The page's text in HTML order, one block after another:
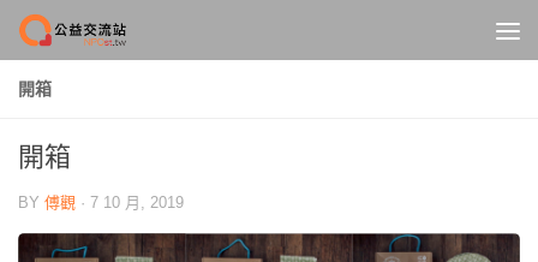
Skip to content
開箱
開箱
BY 傅觀 · 7 10 月, 2019